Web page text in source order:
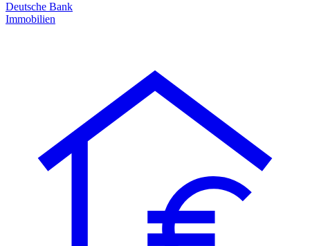
Deutsche Bank
Immobilien